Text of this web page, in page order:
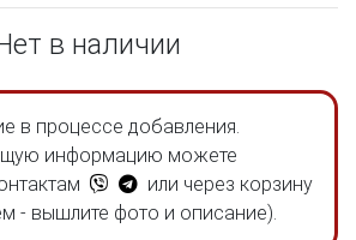
в наличии
в процессе добавления.
информацию можете
или через корзину
- вышлите фото и описание).